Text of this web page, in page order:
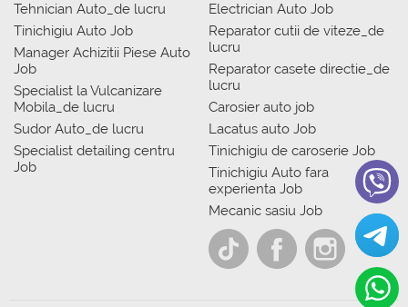
Tehnician Auto_de lucru
Tinichigiu Auto Job
Manager Achizitii Piese Auto
Job
Specialist la Vulcanizare
Mobila_de lucru
Sudor Auto_de lucru
Specialist detailing centru
Job
Electrician Auto Job
Reparator cutii de viteze_de
lucru
Reparator casete directie_de
lucru
Carosier auto job
Lacatus auto Job
Tinichigiu de caroserie Job
Tinichigiu Auto fara
experienta Job
Mecanic sasiu Job